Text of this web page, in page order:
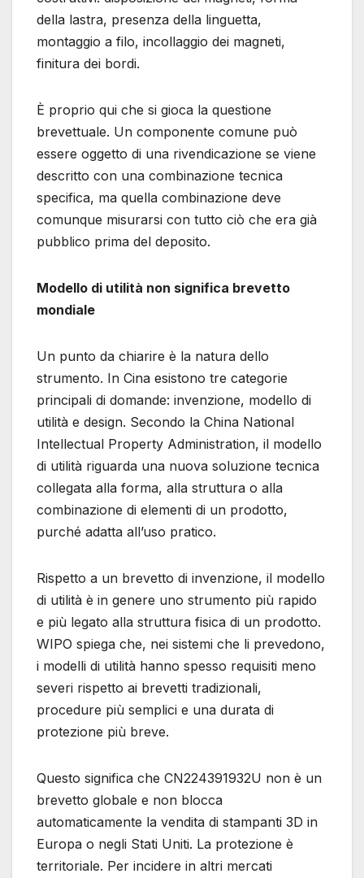
della lastra, presenza della linguetta,
montaggio a filo, incollaggio dei magneti,
finitura dei bordi.
È proprio qui che si gioca la questione
brevettuale. Un componente comune può
essere oggetto di una rivendicazione se viene
descritto con una combinazione tecnica
specifica, ma quella combinazione deve
comunque misurarsi con tutto ciò che era già
pubblico prima del deposito.
Modello di utilità non significa brevetto
mondiale
Un punto da chiarire è la natura dello
strumento. In Cina esistono tre categorie
principali di domande: invenzione, modello di
utilità e design. Secondo la China National
Intellectual Property Administration, il modello
di utilità riguarda una nuova soluzione tecnica
collegata alla forma, alla struttura o alla
combinazione di elementi di un prodotto,
purché adatta all’uso pratico.
Rispetto a un brevetto di invenzione, il modello
di utilità è in genere uno strumento più rapido
e più legato alla struttura fisica di un prodotto.
WIPO spiega che, nei sistemi che li prevedono,
i modelli di utilità hanno spesso requisiti meno
severi rispetto ai brevetti tradizionali,
procedure più semplici e una durata di
protezione più breve.
Questo significa che CN224391932U non è un
brevetto globale e non blocca
automaticamente la vendita di stampanti 3D in
Europa o negli Stati Uniti. La protezione è
territoriale. Per incidere in altri mercati